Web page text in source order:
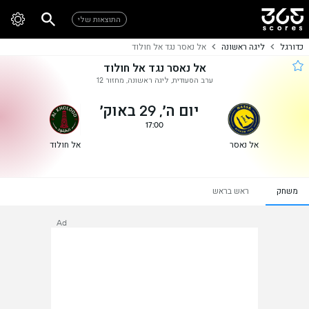
התוצאות שלי
כדורגל ליגה ראשונה אל נאסר נגד אל חולוד
אל נאסר נגד אל חולוד
ערב הסעודית, ליגה ראשונה, מחזור 12
אל נאסר
יום ה׳, 29 באוק׳
17:00
אל חולוד
משחק ראש בראש
Ad